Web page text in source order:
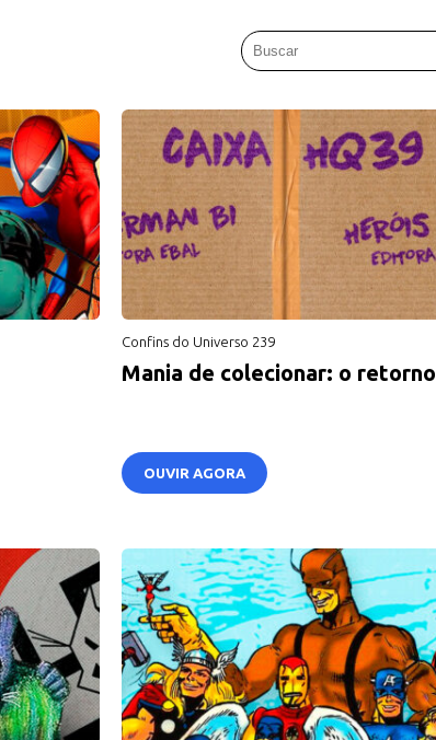
Confins do Universo 239
Mania de colecionar: o retorno
OUVIR AGORA